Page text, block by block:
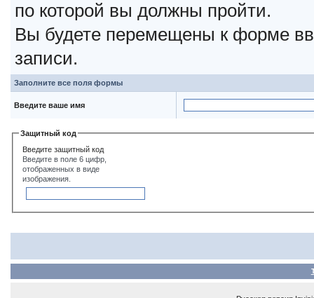
по которой вы должны пройти.
Вы будете перемещены к форме
записи.
Заполните все поля формы
Введите ваше имя
Защитный код
Введите защитный код
Введите в поле 6 цифр,
отображенных в виде
изображения.